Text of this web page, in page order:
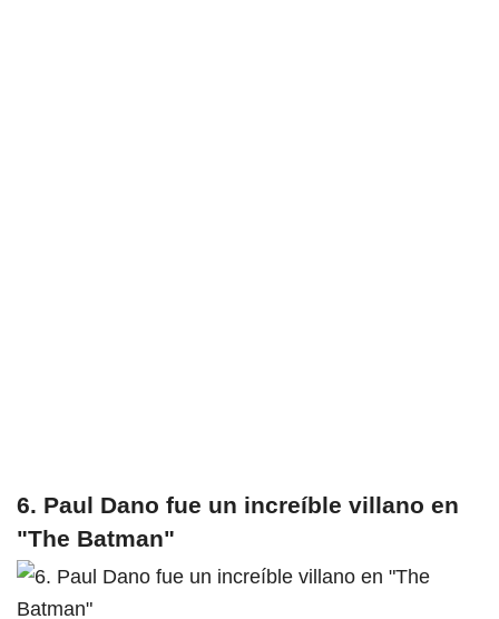
6. Paul Dano fue un increíble villano en
"The Batman"